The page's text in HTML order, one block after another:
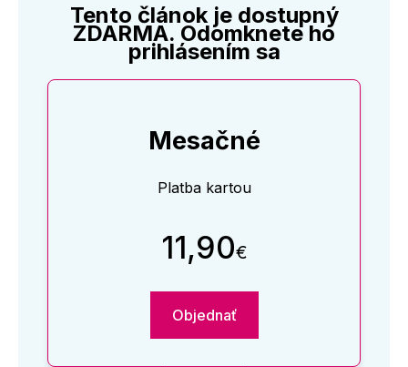
Tento článok je dostupný
ZDARMA. Odomknete ho
prihlásením sa
Mesačné
Platba kartou
11,90€
Objednať